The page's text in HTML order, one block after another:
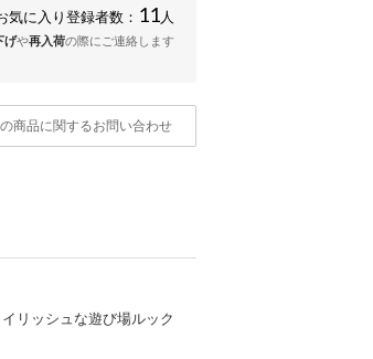
気に入り登録者数： 11 人
げや再入荷の際にご連絡します
の商品に関するお問い合わせ
リッシュな遊び場ルック